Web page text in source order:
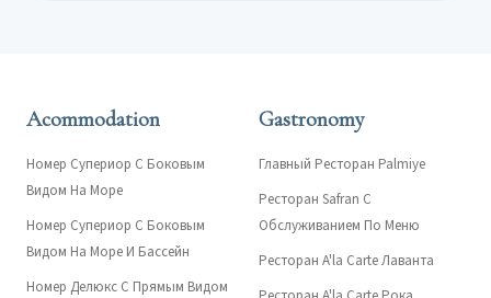
Acommodation
Номер Супериор С Боковым
Видом На Море
Номер Супериор С Боковым
Видом На Море И Бассейн
Номер Делюкс С Прямым Видом
Gastronomy
Главный Ресторан Palmiye
Ресторан Safran С
Обслуживанием По Меню
Ресторан A'la Carte Лаванта